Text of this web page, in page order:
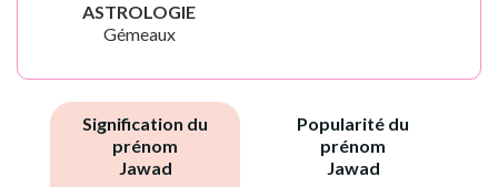
ASTROLOGIE
Gémeaux
Signification du
prénom
Jawad
Popularité du
prénom
Jawad